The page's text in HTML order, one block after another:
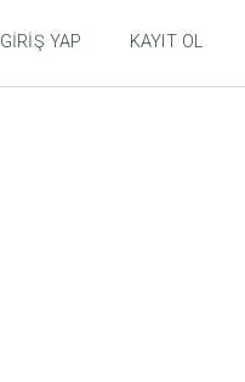
GIRIŞ YAP KAYIT OL